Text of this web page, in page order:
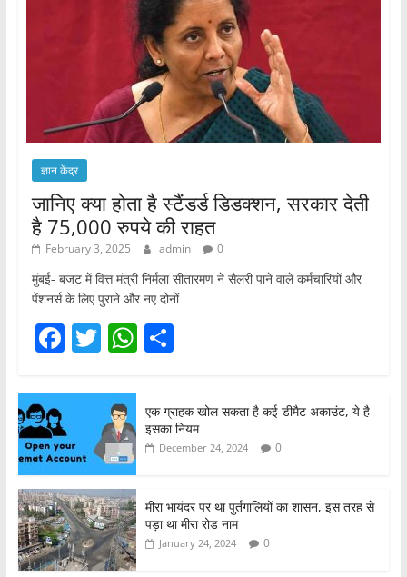
ज्ञान केंद्र
जानिए क्या होता है स्टैंडर्ड डिडक्शन, सरकार देती
है 75,000 रुपये की राहत
February 3, 2025 admin 0
मुंबई- बजट में वित्त मंत्री निर्मला सीतारमण ने सैलरी पाने वाले कर्मचारियों और
पेंशनर्स के लिए पुराने और नए दोनों
F
c
e
b
o
o
k
T
itt
er
W
s
A
p
S
e
एक ग्राहक खोल सकता है कई डीमैट अकाउंट, ये है
इसका नियम
December 24, 2024 0
मीरा भायंदर पर था पुर्तगालियों का शासन, इस तरह से
पड़ा था मीरा रोड नाम
January 24, 2024 0